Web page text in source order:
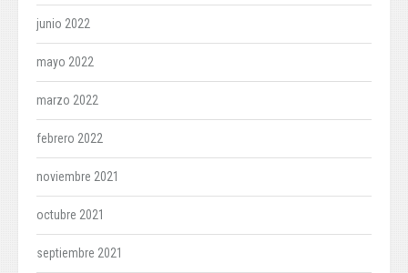
junio 2022
mayo 2022
marzo 2022
febrero 2022
noviembre 2021
octubre 2021
septiembre 2021